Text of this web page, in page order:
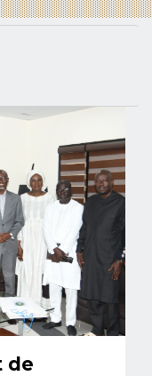
de